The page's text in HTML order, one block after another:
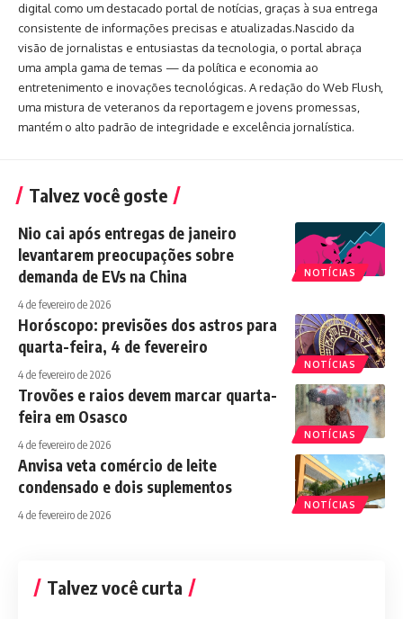
digital como um destacado portal de notícias, graças à sua entrega
consistente de informações precisas e atualizadas.Nascido da
visão de jornalistas e entusiastas da tecnologia, o portal abraça
uma ampla gama de temas — da política e economia ao
entretenimento e inovações tecnológicas. A redação do Web Flush,
uma mistura de veteranos da reportagem e jovens promessas,
mantém o alto padrão de integridade e excelência jornalística.
Talvez você goste
NOTÍCIAS
Nio cai após entregas de janeiro
levantarem preocupações sobre
demanda de EVs na China
4 de fevereiro de 2026
NOTÍCIAS
Horóscopo: previsões dos astros para
quarta-feira, 4 de fevereiro
4 de fevereiro de 2026
NOTÍCIAS
Trovões e raios devem marcar quarta-
feira em Osasco
4 de fevereiro de 2026
NOTÍCIAS
Anvisa veta comércio de leite
condensado e dois suplementos
4 de fevereiro de 2026
Talvez você curta